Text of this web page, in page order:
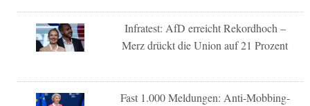
Infratest: AfD erreicht Rekordhoch –
Merz drückt die Union auf 21 Prozent
Fast 1.000 Meldungen: Anti-Mobbing-